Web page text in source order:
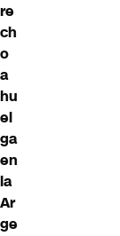
re
ch
o
a
hu
el
ga
en
la
Ar
ge